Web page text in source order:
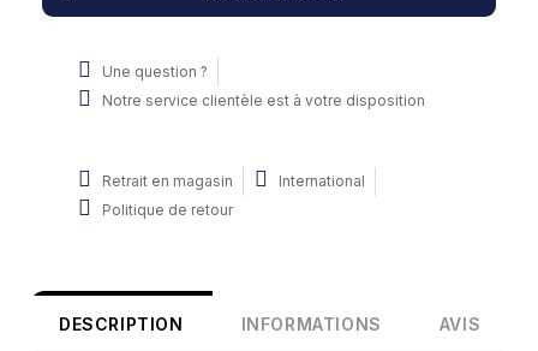
Une question ?
Notre service clientèle est à votre disposition
Retrait en magasin
International
Politique de retour
DESCRIPTION INFORMATIONS AVIS